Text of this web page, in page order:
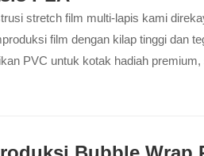
stretch film multi-lapis kami
film dengan kilap tinggi dan
PVC untuk kotak hadiah